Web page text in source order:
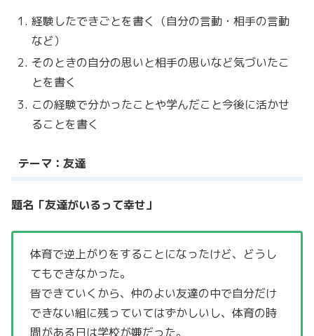
経験したできごとを書く（自分の言動・相手の言動
など）
そのときの自分の思いと相手の思いなど気づいたこ
とを書く
この経験で分かったことや学んだこと今後に活かせ
ることを書く
テーマ：友達
題名「友達がいるって幸せ」
体育で逆上がりをすることになったけど、どうし
てもできなかった。
皆できていくから、仲のよい友達の中で自分だけ
できない組に残っていてはずかしいし、体育の時
間がある日は学校が嫌だった。